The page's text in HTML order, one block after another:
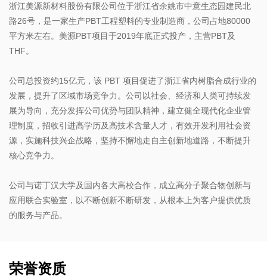
浙江美源新材料股份有限公司位于浙江省余姚市中意生态园建民北
路26号，是一家生产PBT工程塑料的专业制造商，公司占地80000
平方米左右。美源PBT项目于2019年底正式投产，主营PBT及
THF。
公司总投资约15亿元，该 PBT 项目促进了浙江省内树脂合成行业的
发展，提升了区域市场竞争力。公司以社会、经济和人类可持续发
展为导向，充分发挥公司优势与团队精神，建立健全现代化企业管
理制度，招收引进高学历及高技术含量人才，有效开发利用社会资
源，实施科技兴企战略，坚持不懈地走自主创新地道路，不断提升
核心竞争力。
公司与诺丁汉大学及国内各大高校合作，成立高分子聚合物创新与
应用联合实验室，以不断创新不断研发，从根本上为客户提供优质
的服务与产品。
荣誉资质